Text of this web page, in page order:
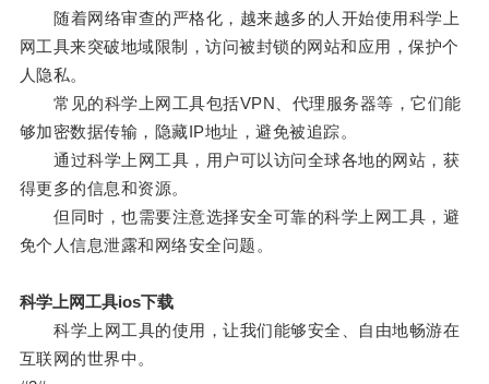
随着网络审查的严格化，越来越多的人开始使用科学上
网工具来突破地域限制，访问被封锁的网站和应用，保护个
人隐私。
常见的科学上网工具包括VPN、代理服务器等，它们能
够加密数据传输，隐藏IP地址，避免被追踪。
通过科学上网工具，用户可以访问全球各地的网站，获
得更多的信息和资源。
但同时，也需要注意选择安全可靠的科学上网工具，避
免个人信息泄露和网络安全问题。
科学上网工具ios下载
科学上网工具的使用，让我们能够安全、自由地畅游在
互联网的世界中。